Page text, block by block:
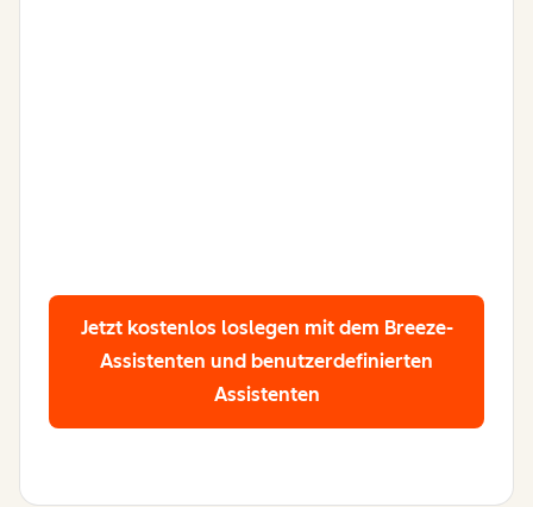
Jetzt kostenlos loslegen mit dem Breeze-
Assistenten und benutzerdefinierten
Assistenten